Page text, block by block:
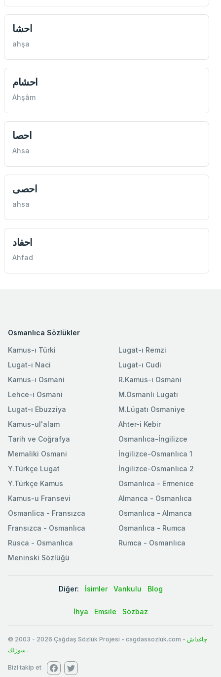
احشا
ahşa
احشام
Ahşâm
احصا
Ahsa
احصی
ahsa
احفاد
Ahfad
Osmanlıca Sözlükler
Kamus-ı Türki
Lugat-ı Naci
Kamus-ı Osmani
Lehce-i Osmani
Lugat-ı Ebuzziya
Lugat-ı Remzi
Lugat-ı Cudi
R.Kamus-ı Osmani
M.Osmanlı Lugatı
M.Lügatı Osmaniye
Kamus-ul'alam
Tarih ve Coğrafya
Memaliki Osmani
Y.Türkçe Lugat
Y.Türkçe Kamus
Ahter-i Kebir
Osmanlıca-İngilizce
İngilizce-Osmanlıca 1
İngilizce-Osmanlıca 2
Osmanlıca - Ermenice
Kamus-u Fransevi
Osmanlica - Fransızca
Fransızca - Osmanlıca
Rusca - Osmanlıca
Meninski Sözlüğü
Almanca - Osmanlıca
Osmanlıca - Almanca
Osmanlıca - Rumca
Rumca - Osmanlıca
Diğer: İsimler Vankulu Blog
İhya Emsile Sözbaz
© 2003 - 2026 Çağdaş Sözlük Projesi - cagdassozluk.com - چاغداش
سوزلك .
Bizi takip et